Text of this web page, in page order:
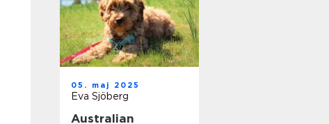
05. maj 2025
Eva Sjöberg
Australian